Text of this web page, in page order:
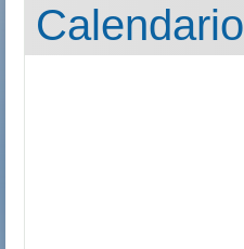
Calendario